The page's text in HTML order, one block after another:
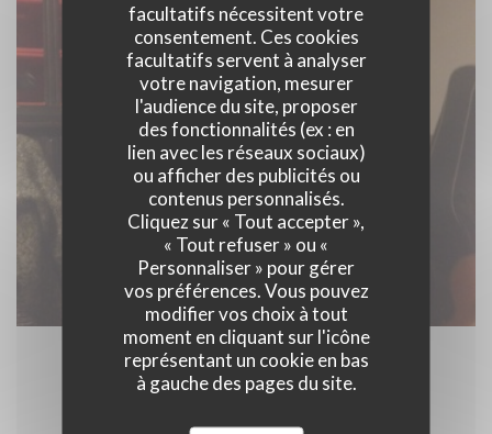
facultatifs nécessitent votre
consentement. Ces cookies
facultatifs servent à analyser
votre navigation, mesurer
l'audience du site, proposer
des fonctionnalités (ex : en
lien avec les réseaux sociaux)
ou afficher des publicités ou
contenus personnalisés.
Cliquez sur « Tout accepter »,
« Tout refuser » ou «
Personnaliser » pour gérer
vos préférences. Vous pouvez
modifier vos choix à tout
moment en cliquant sur l'icône
représentant un cookie en bas
à gauche des pages du site.
26/02/2016